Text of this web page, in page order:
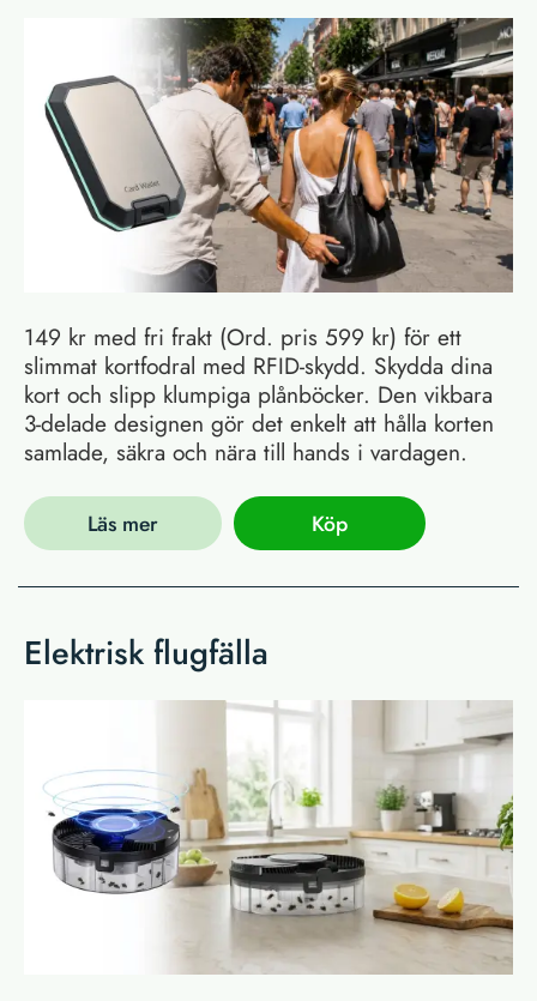
149 kr med fri frakt (Ord. pris 599 kr) för ett
slimmat kortfodral med RFID-skydd. Skydda dina
kort och slipp klumpiga plånböcker. Den vikbara
3-delade designen gör det enkelt att hålla korten
samlade, säkra och nära till hands i vardagen.
Läs mer Köp
Elektrisk flugfälla